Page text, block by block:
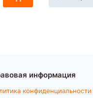
информация
конфиденциальности